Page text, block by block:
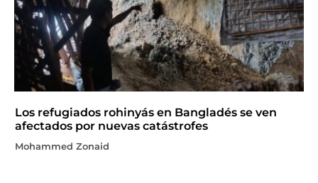
Los refugiados rohinyás en Bangladés se ven
afectados por nuevas catástrofes
Mohammed Zonaid